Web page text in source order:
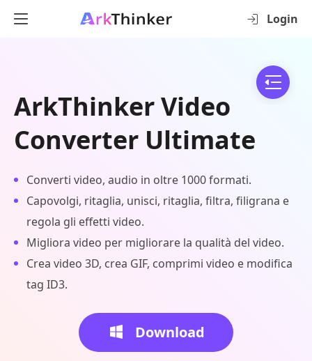
Login
ArkThinker Video
Converter Ultimate
Converti video, audio in oltre 1000 formati.
Capovolgi, ritaglia, unisci, ritaglia, filtra, filigrana e
regola gli effetti video.
Migliora video per migliorare la qualità del video.
Crea video 3D, crea GIF, comprimi video e modifica
tag ID3.
Download